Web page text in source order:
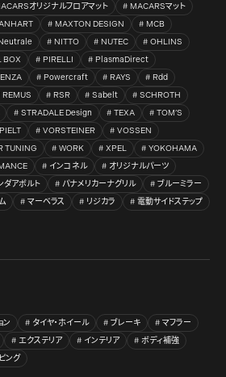
オリジナルフロアマット
MACARSマット
MAXTON DESIGN
MCB
NITTO NUTEC
OHLINS
BOX PIRELLI
PlasmaDirect
Powercraft RAYS
Rdd
REMUS RSR Sabelt
SCHROTH
STRADALE Design TEXA
TOM’S
VORSTEINER
VOSSEN
TUNING WORK XPEL
YOKOHAMA
インコネル
オリジナルパーツ
ダアボルト パナメリカーナグリル
ブルーミラー
マーベラス リジカラ 電動サイドステップ
ン タイヤ・ホイール ブレーキ
マフラー
エクステリア インテリア
ボディ補強
ング